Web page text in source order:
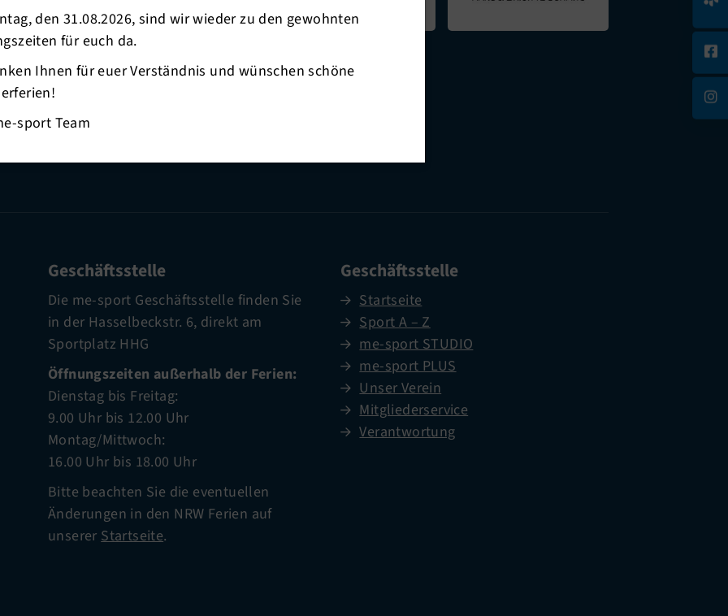
Geschäftsstelle
Die me-sport Geschäftsstelle finden Sie
in der Hasselbeckstr. 6, direkt am
Sportplatz HHG
Öffnungszeiten außerhalb der Ferien:
Dienstag bis Freitag:
9.00 Uhr bis 12.00 Uhr
Montag/Mittwoch:
16.00 Uhr bis 18.00 Uhr
Bitte beachten Sie die eventuellen
Änderungen in den NRW Ferien auf
unsererStartseite.
Geschäftsstelle
Startseite
Sport A – Z
me-sport STUDIO
me-sport PLUS
Unser Verein
Mitgliederservice
Verantwortung
den 31.08.2026, sind wir wieder zu den gewohnten
für euch da.
Ihnen für euer Verständnis und wünschen schöne
sport Team